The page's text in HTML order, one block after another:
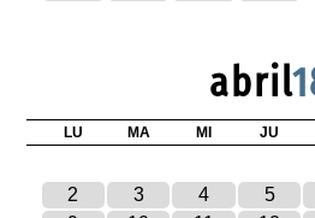
abril
LU MA MI JU
2
3 4 5